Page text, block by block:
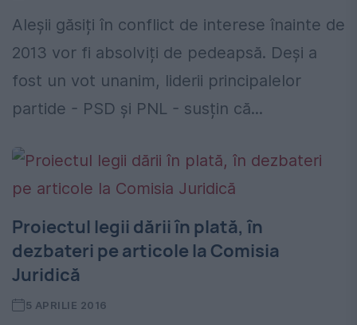
Aleșii găsiți în conflict de interese înainte de
2013 vor fi absolviți de pedeapsă. Deși a
fost un vot unanim, liderii principalelor
partide - PSD și PNL - susțin că...
Proiectul legii dării în plată, în
dezbateri pe articole la Comisia
Juridică
5 APRILIE 2016